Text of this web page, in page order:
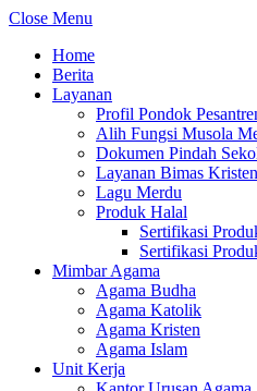
Close Menu
Home
Berita
Layanan
Profil Pondok
Alih Fungsi Musola
Dokumen Pindah
Layanan Bimas Kristen
Lagu Merdu
Produk Halal
Sertifikasi
Sertifikasi
Mimbar Agama
Agama Budha
Agama Katolik
Agama Kristen
Agama Islam
Unit Kerja